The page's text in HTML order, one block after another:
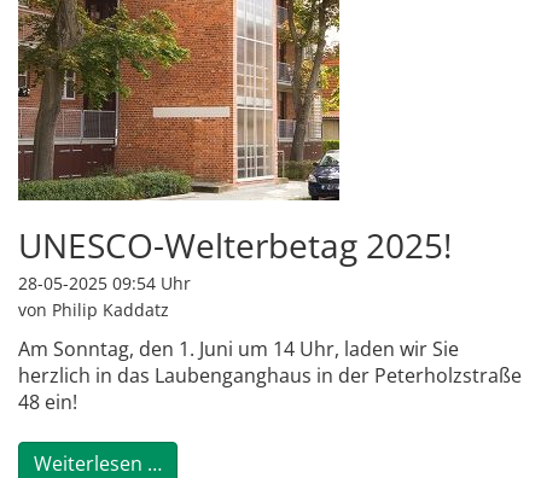
UNESCO-Welterbetag 2025!
28-05-2025 09:54 Uhr
von Philip Kaddatz
Am Sonntag, den 1. Juni um 14 Uhr, laden wir Sie
herzlich in das Laubenganghaus in der Peterholzstraße
48 ein!
Weiterlesen …UNESCO-Welterbetag 2025!